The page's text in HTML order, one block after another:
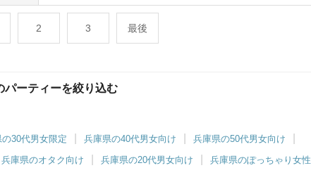
2 3 最後
パーティーを絞り込む
30代男女限定 兵庫県の40代男女向け
兵庫県の50代男女向け
兵庫県のオタク向け 兵庫県の20代男女向け
兵庫県のぽっちゃり女性